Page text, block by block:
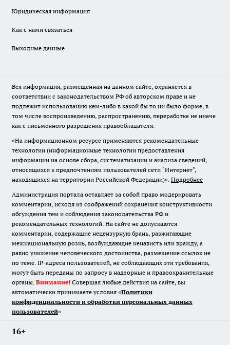
Юридическая информация
Как с нами связаться
Выходные данные
Вся информация, размещенная на данном сайте, охраняется в
соответствии с законодательством РФ об авторском праве и не
подлежит использованию кем-либо в какой бы то ни было форме, в
том числе воспроизведению, распространению, переработке не иначе
как с письменного разрешения правообладателя.
«На информационном ресурсе применяются рекомендательные
технологии (информационные технологии предоставления
информации на основе сбора, систематизации и анализа сведений,
относящихся к предпочтениям пользователей сети "Интернет",
находящихся на территории Российской Федерации)». Подробнее
Администрация портала оставляет за собой право модерировать
комментарии, исходя из соображений сохранения конструктивности
обсуждения тем и соблюдения законодательства РФ и
рекомендательных технологий. На сайте не допускаются
комментарии, содержащие нецензурную брань, разжигающие
межнациональную рознь, возбуждающие ненависть или вражду, а
равно унижение человеческого достоинства, размещение ссылок не
по теме. IP-адреса пользователей, не соблюдающих эти требования,
могут быть переданы по запросу в надзорные и правоохранительные
органы. Внимание! Совершая любые действия на сайте, вы
автоматически принимаете условия «Политики
конфиденциальности и обработки персональных данных
пользователей»
16+